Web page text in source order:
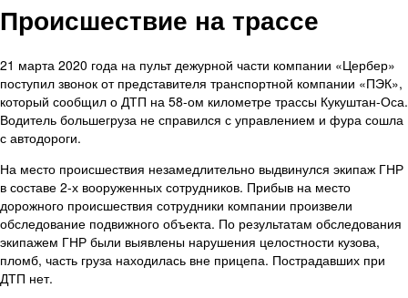
Происшествие на трассе
21 марта 2020 года на пульт дежурной части компании «Цербер»
поступил звонок от представителя транспортной компании «ПЭК»,
который сообщил о ДТП на 58-ом километре трассы Кукуштан-Оса.
Водитель большегруза не справился с управлением и фура сошла
с автодороги.
На место происшествия незамедлительно выдвинулся экипаж ГНР
в составе 2-х вооруженных сотрудников. Прибыв на место
дорожного происшествия сотрудники компании произвели
обследование подвижного объекта. По результатам обследования
экипажем ГНР были выявлены нарушения целостности кузова,
пломб, часть груза находилась вне прицепа. Пострадавших при
ДТП нет.